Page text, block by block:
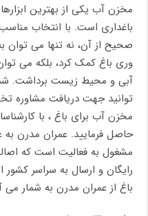
مخزن آب یکی از بهترین
باغداری است. با انتخاب
صحیح از آن، نه ‌تنها می ‌توان
‌وری باغ کمک کرد، بلکه می
آبی و محیط زیست برداشت.
توانید جهت دریافت مشاوره
مخزن آب برای باغ ، با
حاصل فرمایید. عمران مدرن
مشغول به فعالیت است که
رایگان و ارسال به سراسر کشور
باغ از عمران مدرن به شمار می